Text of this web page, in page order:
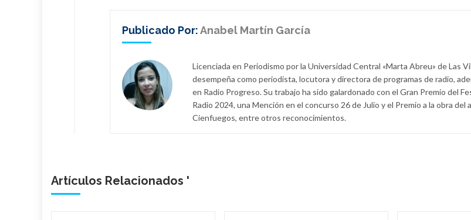
Publicado Por:Anabel Martín García
Licenciada en Periodismo por la Universidad Central «Marta Abreu» de Las
desempeña como periodista, locutora y directora de programas de radio,
en Radio Progreso. Su trabajo ha sido galardonado con el Gran Premio del
Radio 2024, una Mención en el concurso 26 de Julio y el Premio a la obra del
Cienfuegos, entre otros reconocimientos.
Artículos Relacionados '